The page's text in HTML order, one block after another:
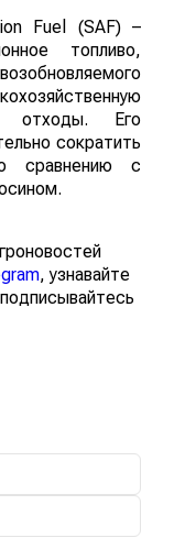
Fuel (SAF) –
топливо,
отходы. Его
сократить
сравнению с
, узнавайте